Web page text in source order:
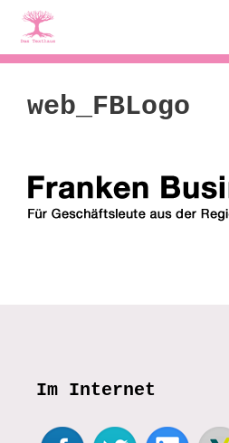
Zum
Inhalt
springen
web_FBLogo
Im Internet